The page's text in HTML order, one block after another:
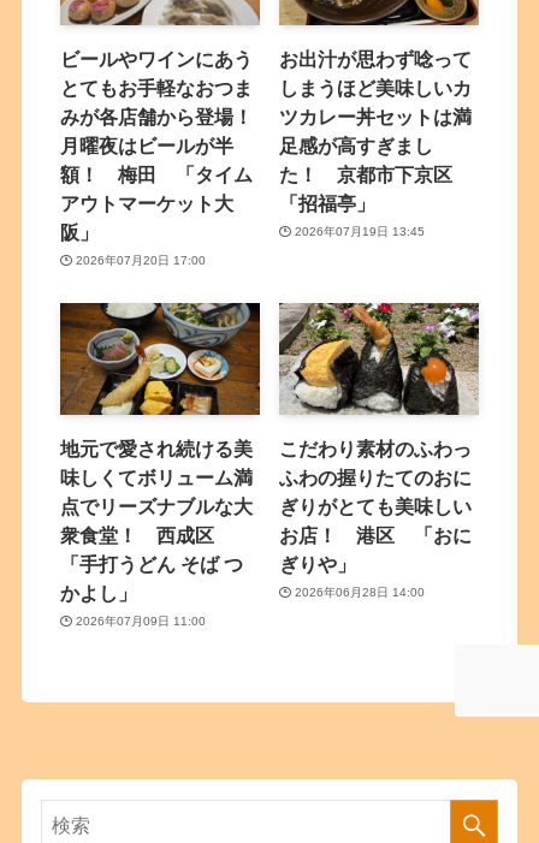
ビールやワインにあう
とてもお手軽なおつま
みが各店舗から登場！
月曜夜はビールが半
額！ 梅田 「タイム
アウトマーケット大
阪」
2026年07月20日 17:00
お出汁が思わず唸って
しまうほど美味しいカ
ツカレー丼セットは満
足感が高すぎまし
た！ 京都市下京区
「招福亭」
2026年07月19日 13:45
地元で愛され続ける美
味しくてボリューム満
点でリーズナブルな大
衆食堂！ 西成区
「手打うどん そば つ
かよし」
2026年07月09日 11:00
こだわり素材のふわっ
ふわの握りたてのおに
ぎりがとても美味しい
お店！ 港区 「おに
ぎりや」
2026年06月28日 14:00